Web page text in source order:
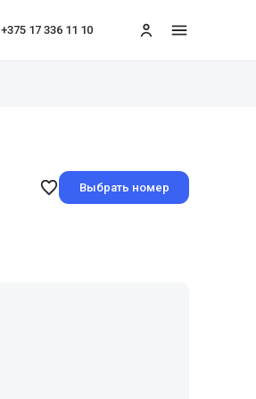
+375 17 336 11 10 меню
Выбрать номер